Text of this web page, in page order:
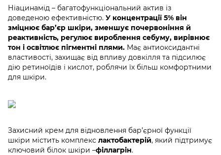
Ніацинамід – багатофункціональний актив із
доведеною ефективністю. У концентрації 5% він
зміцнює бар’єр шкіри, зменшує почервоніння й
реактивність, регулює вироблення себуму, вирівнює
тон і освітлює пігментні плями. Має антиоксидантні
властивості, захищає від впливу довкілля та підсилює
дію ретиноїдів і кислот, роблячи їх більш комфортними
для шкіри.
Захисний крем для відновлення бар’єрної функції
шкіри містить комплекс лактобактерій, який підтримує
ключовий білок шкіри –філлагрін.